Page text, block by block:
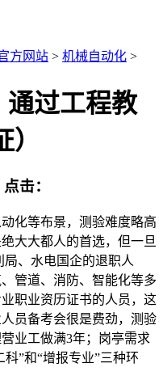
方网站 > 机械自动化 >
通过工程教
点击：
化等布景，测验难度略高
大大都人的首选，但一旦
、水电国企的退职人
管道、消防、智能化等多
职业资历证书的人员，这
员备考会很是费劲，测验
业工做满3年；岗亭需求
”和“增报专业”三种环